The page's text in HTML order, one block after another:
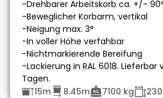
-Drehbarer Arbeitskorb ca. +/-
-Beweglicher Korbarm, vertikal
-Neigung max. 3°
-In voller Höhe verfahbar
-Nichtmarkierende Bereifung
-Lackierung in RAL 6018.
Tagen.
15m
8.45m 7100 kg